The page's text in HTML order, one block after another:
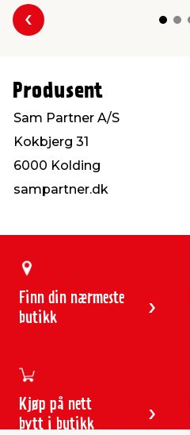
Forrige
Produsent
Sam Partner A/S
Kokbjerg 31
6000 Kolding
sampartner.dk
Finn din nærmeste
butikk
Kjøp på nett
bytt i butikk